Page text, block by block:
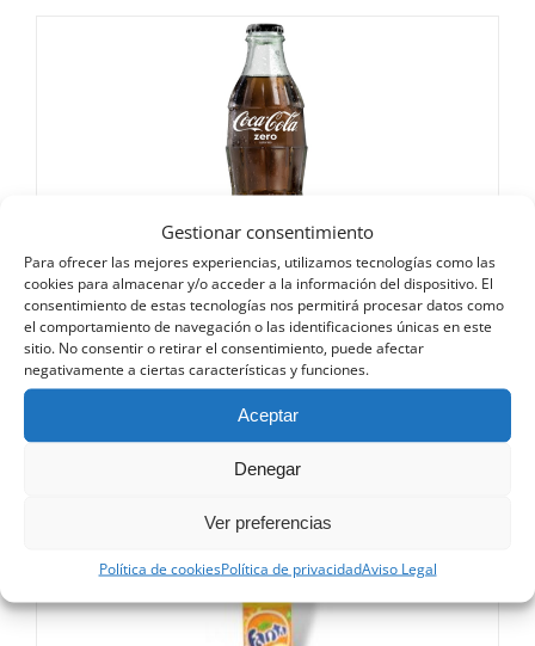
Gestionar consentimiento
Para ofrecer las mejores experiencias, utilizamos tecnologías como las
cookies para almacenar y/o acceder a la información del dispositivo. El
consentimiento de estas tecnologías nos permitirá procesar datos como
el comportamiento de navegación o las identificaciones únicas en este
sitio. No consentir o retirar el consentimiento, puede afectar
negativamente a ciertas características y funciones.
Aceptar
Denegar
Ver preferencias
Política de cookiesPolítica de privacidadAviso Legal
Coca-Cola Zero
3,95€
Detalles